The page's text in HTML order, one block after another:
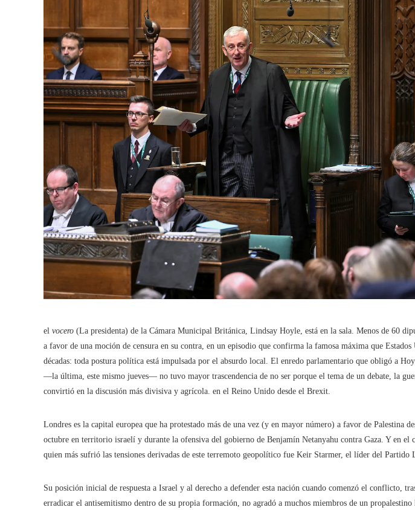
el vocero (La presidenta) de la Cámara Municipal Británica, Lindsay Hoyle, está en la sala. Menos de 60
a favor de una moción de censura en su contra, en un episodio que confirma la famosa máxima que Estados
décadas: toda postura política está impulsada por el absurdo local. El enredo parlamentario que obligó a
―la última, este mismo jueves― no tuvo mayor trascendencia de no ser porque el tema de un debate, la
convirtió en la discusión más divisiva y agrícola. en el Reino Unido desde el Brexit.
Londres es la capital europea que ha protestado más de una vez (y en mayor número) a favor de Palestina
octubre en territorio israelí y durante la ofensiva del gobierno de Benjamín Netanyahu contra Gaza. Y en el
quien más sufrió las tensiones derivadas de este terremoto geopolítico fue Keir Starmer, el líder del Partido
Su posición inicial de respuesta a Israel y al derecho a defender esta nación cuando comenzó el conflicto,
erradicar el antisemitismo dentro de su propia formación, no agradó a muchos miembros de un